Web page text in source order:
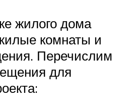
жилого дома
комнаты и
Перечислим
для